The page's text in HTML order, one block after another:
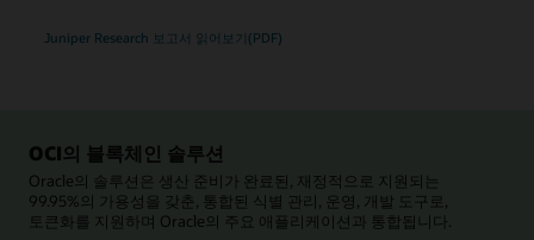
Juniper Research 보고서 읽어보기(PDF)
OCI의 블록체인 솔루션
Oracle의 솔루션은 생산 준비가 완료된, 재정적으로 지원되는
99.95%의 가용성을 갖춘, 통합된 식별 관리, 운영, 개발 도구로,
토큰화를 지원하며 Oracle의 주요 애플리케이션과 통합됩니다.